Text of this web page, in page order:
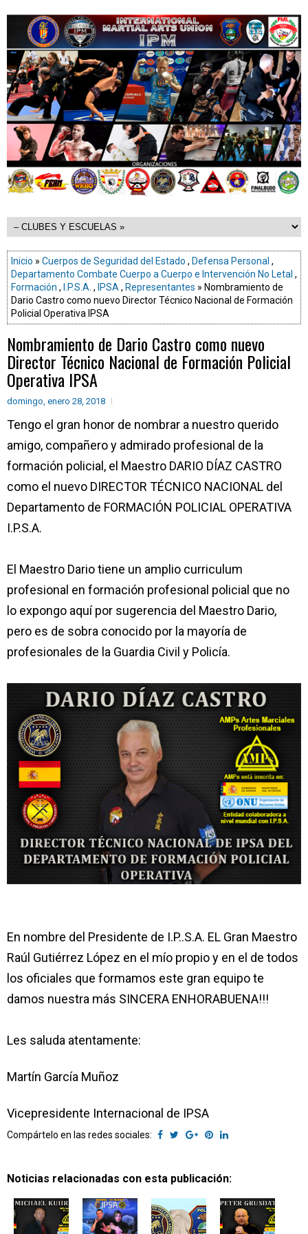
Inicio » Cuerpos de Seguridad del Estado , Defensa Personal ,
Departamento Combate Cuerpo a Cuerpo e Intervención No Letal ,
Formación , I.P.S.A. , IPSA , Representantes » Nombramiento de
Dario Castro como nuevo Director Técnico Nacional de Formación
Policial Operativa IPSA
Nombramiento de Dario Castro como nuevo
Director Técnico Nacional de Formación Policial
Operativa IPSA
domingo, enero 28, 2018
Tengo el gran honor de nombrar a nuestro querido
amigo, compañero y admirado profesional de la
formación policial, el Maestro DARIO DÍAZ CASTRO
como el nuevo DIRECTOR TÉCNICO NACIONAL del
Departamento de FORMACIÓN POLICIAL OPERATIVA
I.P.S.A.
El Maestro Dario tiene un amplio curriculum
profesional en formación profesional policial que no
lo expongo aquí por sugerencia del Maestro Dario,
pero es de sobra conocido por la mayoría de
profesionales de la Guardia Civil y Policía.
En nombre del Presidente de I.P..S.A. EL Gran Maestro
Raúl Gutiérrez López en el mío propio y en el de todos
los oficiales que formamos este gran equipo te
damos nuestra más SINCERA ENHORABUENA!!!
Les saluda atentamente:
Martín García Muñoz
Vicepresidente Internacional de IPSA
Compártelo en las redes sociales:
Noticias relacionadas con esta publicación: